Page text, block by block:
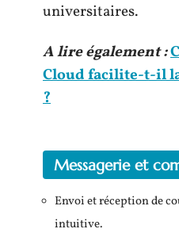
universitaires.
A lire également :
Cloud facilite-t-il
?
Messagerie et
Envoi et réception de
intuitive.